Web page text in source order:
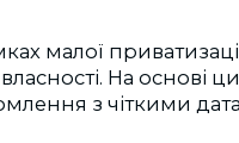
малої
На основі
з чіткими